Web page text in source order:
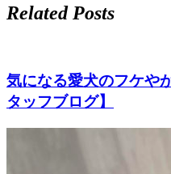
Related Posts
気になる愛犬のフケや
タッフブログ】